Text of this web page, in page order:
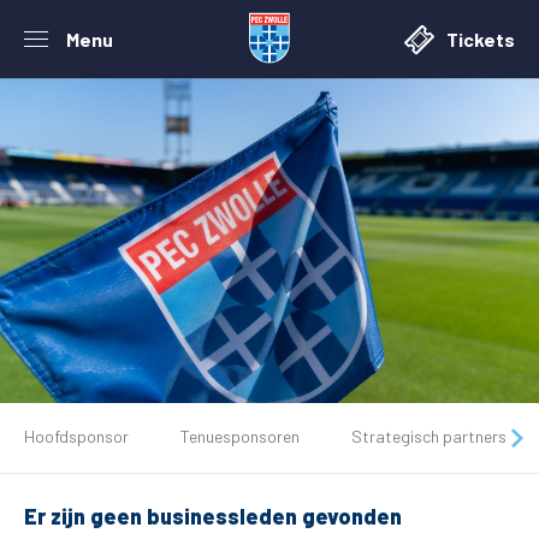
Menu Tickets
Tickets
Matchdays
Hoofdsponsor Tenuesponsoren Strategisch partners
Er zijn geen businessleden gevonden